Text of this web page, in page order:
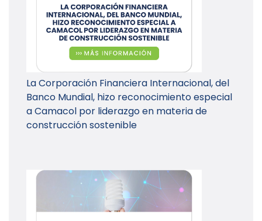
La Corporación Financiera Internacional, del
Banco Mundial, hizo reconocimiento especial
a Camacol por liderazgo en materia de
construcción sostenible